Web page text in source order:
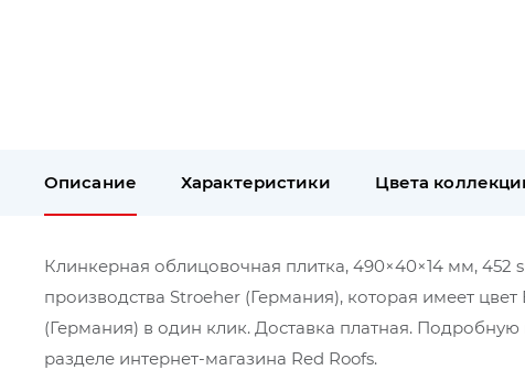
Описание Характеристики Цвета
Клинкерная облицовочная плитка, 490×40×14 мм, 452
производства Stroeher (Германия), которая имеет
(Германия) в один клик. Доставка платная.
разделе интернет-магазина Red Roofs.